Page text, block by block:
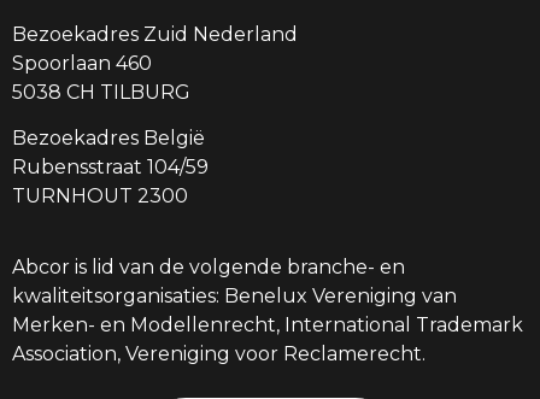
Bezoekadres Zuid Nederland
Spoorlaan 460
5038 CH TILBURG
Bezoekadres België
Rubensstraat 104/59
TURNHOUT 2300
Abcor is lid van de volgende branche- en
kwaliteitsorganisaties: Benelux Vereniging van
Merken- en Modellenrecht, International Trademark
Association, Vereniging voor Reclamerecht.